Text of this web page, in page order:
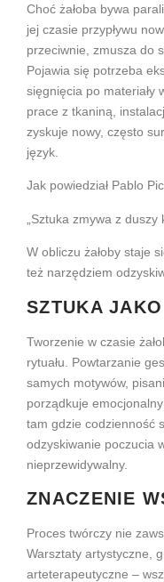
Choć żałoba bywa
jej czasie przypływu
przeciwnie, zmusza do
Pojawia się potrzeba
sięgnięcia po materiały
prace z tkaniną,
zyskuje nowy, często
język.
Jak powiedział Pablo
„Sztuka zmywa z
W obliczu żałoby staje
też narzędziem
SZTUKA
Tworzenie w czasie
rytuału. Powtarzanie
samych motywów,
porządkuje
tam gdzie codzienność
odzyskiwanie poczucia
nieprzewidywalny.
ZNACZENIE
Proces twórczy nie
Warsztaty artystyczne,
arteterapeutyczne –